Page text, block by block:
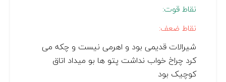
نقاط قوت:
نقاط ضعف:
شیرالات قدیمی بود و اهرمی نیست و چکه می
کرد چراخ خواب نداشت پتو ها بو میداد اتاق
کوچیک بود